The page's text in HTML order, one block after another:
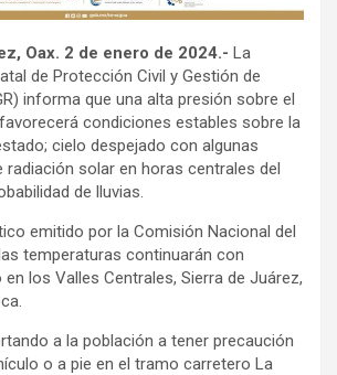
Oax. 2 de enero de 2024.- La
de Protección Civil y Gestión de
informa que una alta presión sobre el
condiciones estables sobre la
cielo despejado con algunas
radiación solar en horas centrales del
de lluvias.
emitido por la Comisión Nacional del
temperaturas continuarán con
los Valles Centrales, Sierra de Juárez,
a la población a tener precaución
o a pie en el tramo carretero La